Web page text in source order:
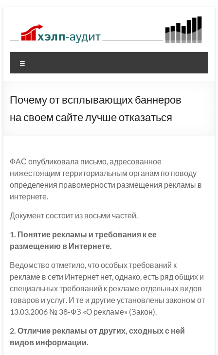
содержимому
Почему от всплывающих баннеров
на своем сайте лучше отказаться
ФАС опубликовала письмо, адресованное
нижестоящим территориальным органам по поводу
определения правомерности размещения рекламы в
интернете.
Документ состоит из восьми частей.
1. Понятие рекламы и требования к ее
размещению в Интернете.
Ведомство отметило, что особых требований к
рекламе в сети Интернет нет, однако, есть ряд общих и
специальных требований к рекламе отдельных видов
товаров и услуг. И те и другие установлены законом от
13.03.2006 № 38-ФЗ «О рекламе» (Закон).
2. Отличие рекламы от других, сходных с ней
видов информации.